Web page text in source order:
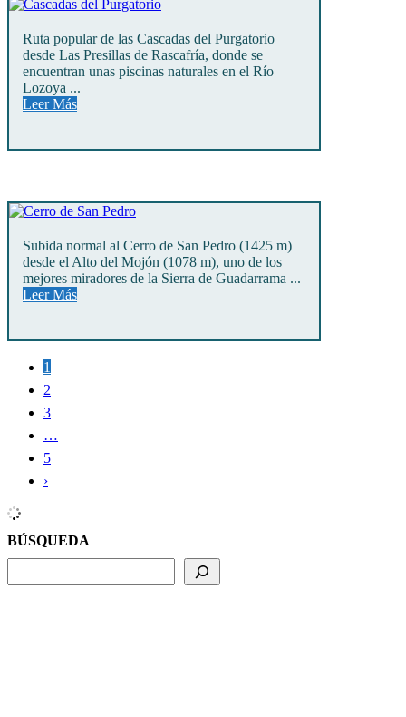
Ruta popular de las Cascadas del Purgatorio
desde Las Presillas de Rascafría, donde se
encuentran unas piscinas naturales en el Río
Lozoya ...
Leer Más
Subida normal al Cerro de San Pedro (1425 m)
desde el Alto del Mojón (1078 m), uno de los
mejores miradores de la Sierra de Guadarrama ...
Leer Más
1
2
3
…
5
›
BÚSQUEDA